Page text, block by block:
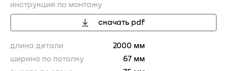
инструкция по монтажу
скачать pdf
длина детали
2000 мм
ширина по потолку
67 мм